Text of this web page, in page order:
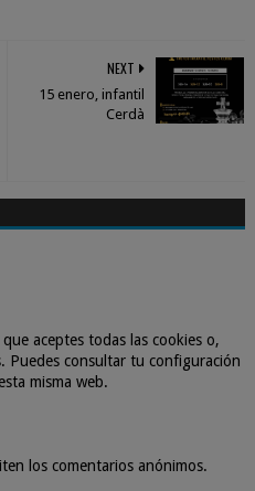
NEXT
15 enero, infantil
Cerdà
aceptes todas las cookies o,
Puedes consultar tu configuración
misma web.
los comentarios anónimos.